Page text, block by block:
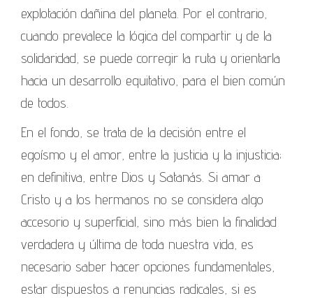
explotación dañina del planeta. Por el contrario,
cuando prevalece la lógica del compartir y de la
solidaridad, se puede corregir la ruta y orientarla
hacia un desarrollo equitativo, para el bien común
de todos.
En el fondo, se trata de la decisión entre el
egoísmo y el amor, entre la justicia y la injusticia;
en definitiva, entre Dios y Satanás. Si amar a
Cristo y a los hermanos no se considera algo
accesorio y superficial, sino más bien la finalidad
verdadera y última de toda nuestra vida, es
necesario saber hacer opciones fundamentales,
estar dispuestos a renuncias radicales, si es